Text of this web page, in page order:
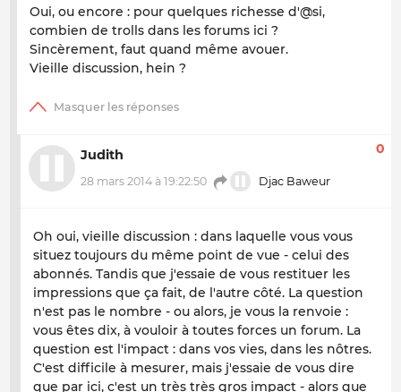
Oui, ou encore : pour quelques richesse d'@si,
combien de trolls dans les forums ici ?
Sincèrement, faut quand même avouer.
Vieille discussion, hein ?
Judith
28 mars 2014 à 19:22:50 Djac Baweur
0
Oh oui, vieille discussion : dans laquelle vous vous
situez toujours du même point de vue - celui des
abonnés. Tandis que j'essaie de vous restituer les
impressions que ça fait, de l'autre côté. La question
n'est pas le nombre - ou alors, je vous la renvoie :
vous êtes dix, à vouloir à toutes forces un forum. La
question est l'impact : dans vos vies, dans les nôtres.
C'est difficile à mesurer, mais j'essaie de vous dire
que par ici, c'est un très très gros impact - alors que